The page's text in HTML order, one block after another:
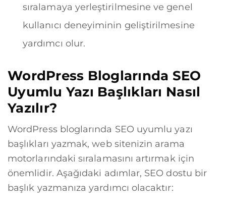
sıralamaya yerleştirilmesine ve genel
kullanıcı deneyiminin geliştirilmesine
yardımcı olur.
WordPress Bloglarında SEO
Uyumlu Yazı Başlıkları Nasıl
Yazılır?
WordPress bloglarında SEO uyumlu yazı
başlıkları yazmak, web sitenizin arama
motorlarındaki sıralamasını artırmak için
önemlidir. Aşağıdaki adımlar, SEO dostu bir
başlık yazmanıza yardımcı olacaktır: